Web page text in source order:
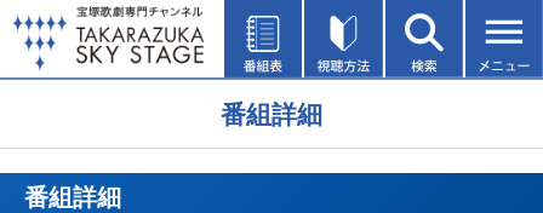
番組詳細
番組詳細